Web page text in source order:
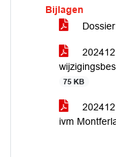
Bijlagen
75 KB
ivm